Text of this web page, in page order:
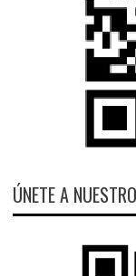
ÚNETE A